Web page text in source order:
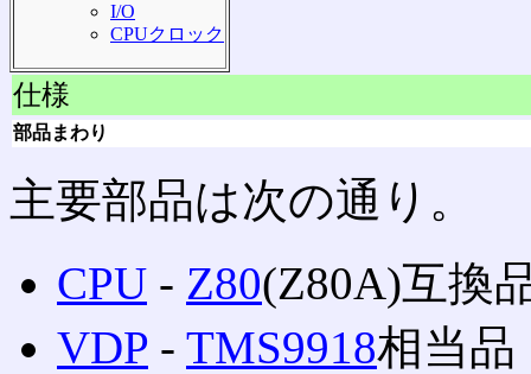
I/O
CPUクロック
仕様
部品まわり
主要部品は次の通り。
CPU ‐ Z80(Z80A)互換
VDP ‐ TMS9918相当品